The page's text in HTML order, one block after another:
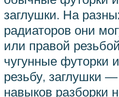
заглушки. На
радиаторов они
или правой
чугунные футорки
резьбу, заглушки
навыков разборки